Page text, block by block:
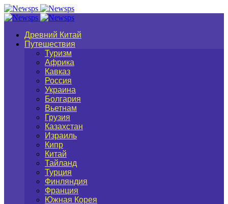
Древний Китай
Путешествия
Туризм
Африка
Кавказ
Россия
Украина
Болгария
Вьетнам
Грузия
Казахстан
Израиль
Кипр
Китай
Тайланд
Турция
Финляндия
Франция
Южная Корея